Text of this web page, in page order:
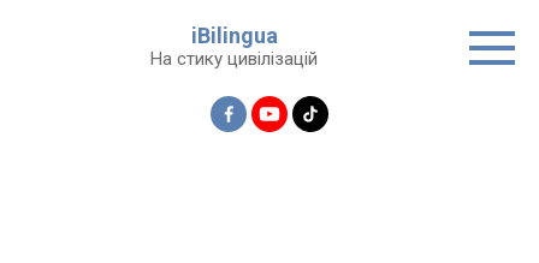
iBilingua
На стику цивілізацій